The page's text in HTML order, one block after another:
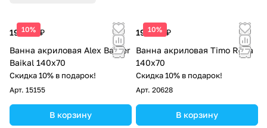
10%
19 044 ₽
Ванна акриловая Alex Baitler
Baikal 140x70
Скидка 10% в подарок!
Арт. 15155
В корзину
10%
19 600 ₽
Ванна акриловая Timo Roha
140x70
Скидка 10% в подарок!
Арт. 20628
В корзину